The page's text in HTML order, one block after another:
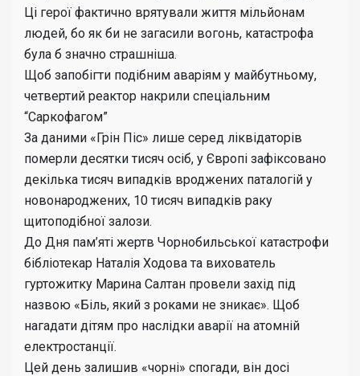
Ці герої фактично врятували життя мільйонам
людей, бо як би не загасили вогонь, катастрофа
була б значно страшніша.
Щоб запобігти подібним аваріям у майбутньому,
четвертий реактор накрили спеціальним
“Саркофагом”
За даними «Грін Піс» лише серед ліквідаторів
померли десятки тисяч осіб, у Європі зафіксовано
декілька тисяч випадків вроджених паталогій у
новонароджених, 10 тисяч випадків раку
щитоподібної залози.
До Дня пам’яті жертв Чорнобильської катастрофи
бібліотекар Наталія Ходова та вихователь
гуртожитку Марина Салтан провели захід під
назвою «Біль, який з роками не зникає». Щоб
нагадати дітям про наслідки аварії на атомній
електростанції.
Цей день залишив «чорні» спогади, він досі